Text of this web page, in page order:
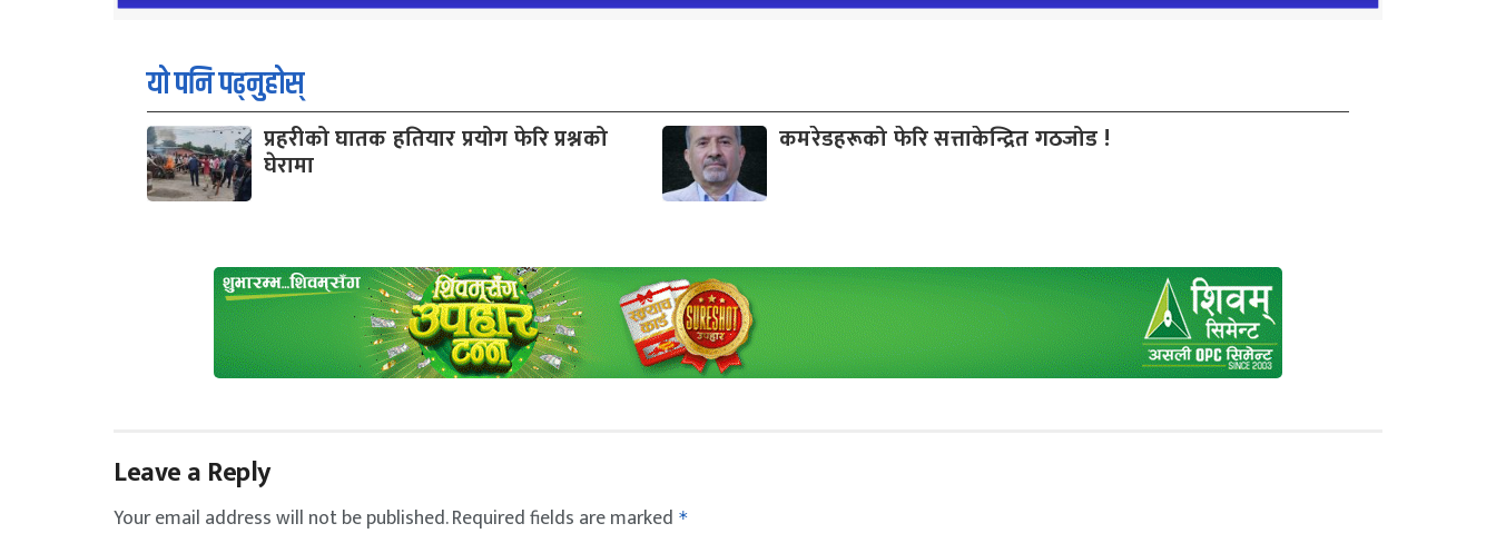
यो पनि पढ्नुहोस्
प्रहरीको घातक हतियार प्रयोग फेरि प्रश्नको
घेरामा
कमरेडहरूको फेरि सत्ताकेन्द्रित गठजोड !
Leave a Reply
Your email address will not be published.Required fields are marked *